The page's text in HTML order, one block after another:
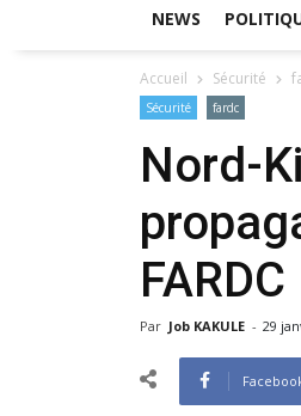
NEWS
Accueil Sécurité
Sécurité fardc
Nord-
FARDC
Par Job KAKULE - 29